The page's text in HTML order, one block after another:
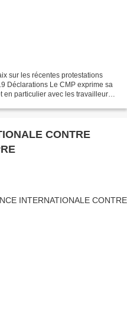
sur les récentes protestations
Déclarations Le CMP exprime sa
en particulier avec les travailleurs,
CONTRE